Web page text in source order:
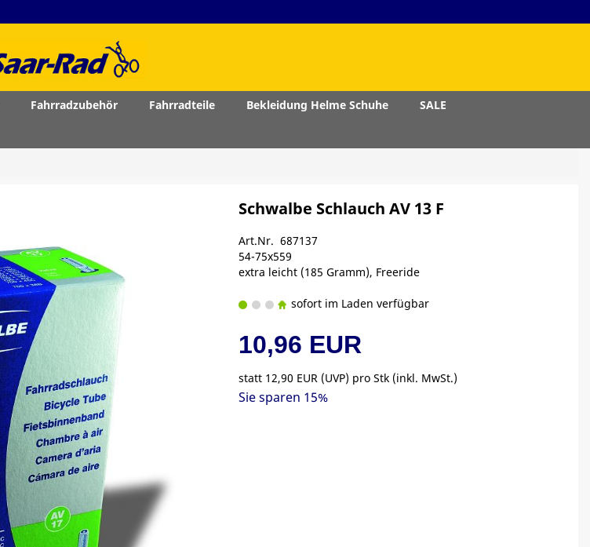
Fahrradzubehör Fahrradteile Bekleidung Helme Schuhe
SALE
Schwalbe Schlauch AV 13 F
Art.Nr. 687137
54-75x559
extra leicht (185 Gramm), Freeride
sofort im Laden verfügbar
10,96 EUR
statt 12,90 EUR (UVP) pro Stk (inkl. MwSt.)
Sie sparen 15%